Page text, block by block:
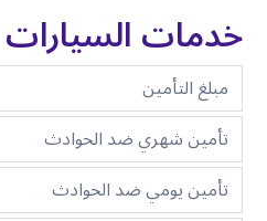
خدمات السيارات
مبلغ التأمين
تأمين شهري ضد الحوادث
تأمين يومي ضد الحوادث